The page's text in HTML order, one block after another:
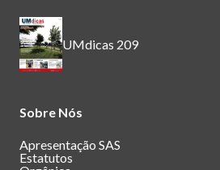
UMdicas 209
Sobre Nós
Apresentação SAS
Estatutos